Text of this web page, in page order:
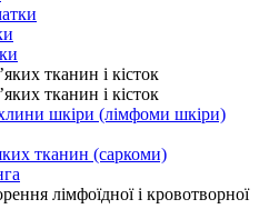
тканин і кісток
тканин і кісток
шкіри (лімфоми шкіри)
тканин (саркоми)
лімфоїдної і кровотворної